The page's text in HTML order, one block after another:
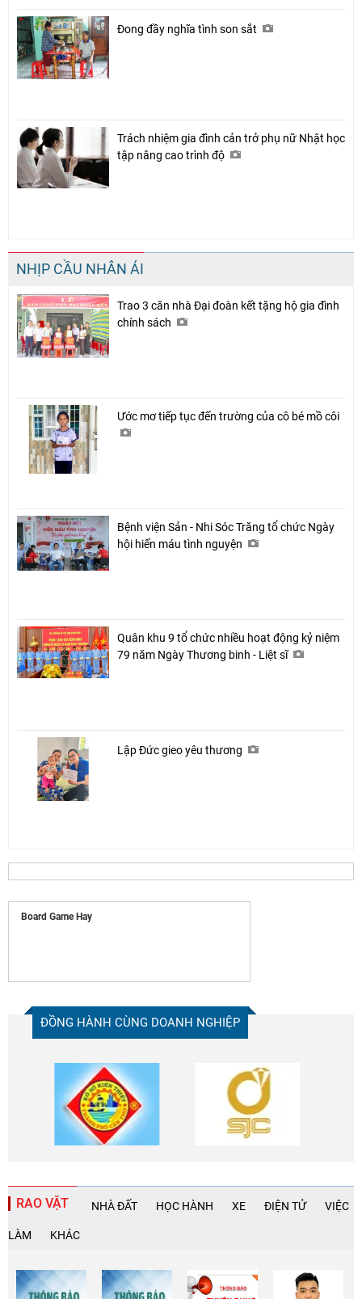
Đong đầy nghĩa tình son sắt
Trách nhiệm gia đình cản trở phụ nữ Nhật học
tập nâng cao trình độ
NHỊP CẦU NHÂN ÁI
Trao 3 căn nhà Đại đoàn kết tặng hộ gia đình
chính sách
Ước mơ tiếp tục đến trường của cô bé mồ côi
Bệnh viện Sản - Nhi Sóc Trăng tổ chức Ngày
hội hiến máu tình nguyện
Quân khu 9 tổ chức nhiều hoạt động kỷ niệm
79 năm Ngày Thương binh - Liệt sĩ
Lập Đức gieo yêu thương
Board Game Hay
ĐỒNG HÀNH CÙNG DOANH NGHIỆP
RAO VẶT NHÀ ĐẤT HỌC HÀNH XE ĐIỆN TỬ VIỆC
LÀM KHÁC